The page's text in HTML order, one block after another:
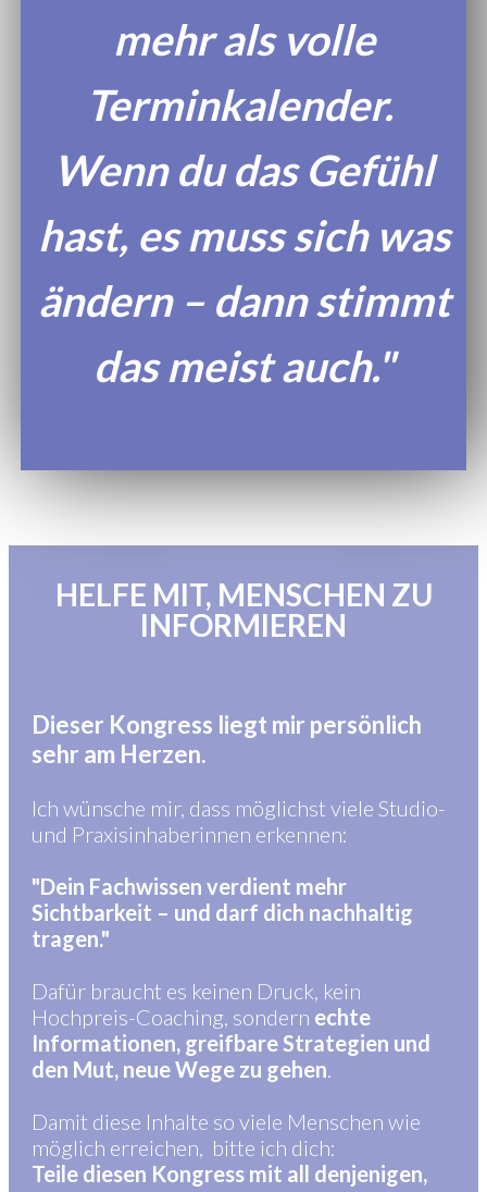
mehr als volle
Terminkalender.
Wenn du das Gefühl
hast, es muss sich was
ändern – dann stimmt
das meist auch."
HELFE MIT, MENSCHEN ZU
INFORMIEREN
Dieser Kongress liegt mir persönlich
sehr am Herzen.
Ich wünsche mir, dass möglichst viele Studio-
und Praxisinhaberinnen erkennen:
"Dein Fachwissen verdient mehr
Sichtbarkeit – und darf dich nachhaltig
tragen."
Dafür braucht es keinen Druck, kein
Hochpreis-Coaching, sondern echte
Informationen, greifbare Strategien und
den Mut, neue Wege zu gehen
Damit diese Inhalte so viele Menschen wie
möglich erreichen, bitte ich dich:
Teile diesen Kongress mit all denjenigen,